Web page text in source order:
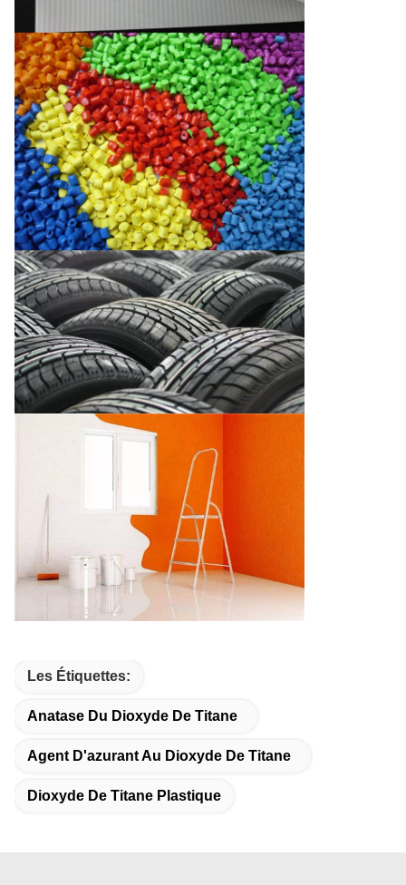
Les Étiquettes:
Anatase Du Dioxyde De Titane
Agent D'azurant Au Dioxyde De Titane
Dioxyde De Titane Plastique